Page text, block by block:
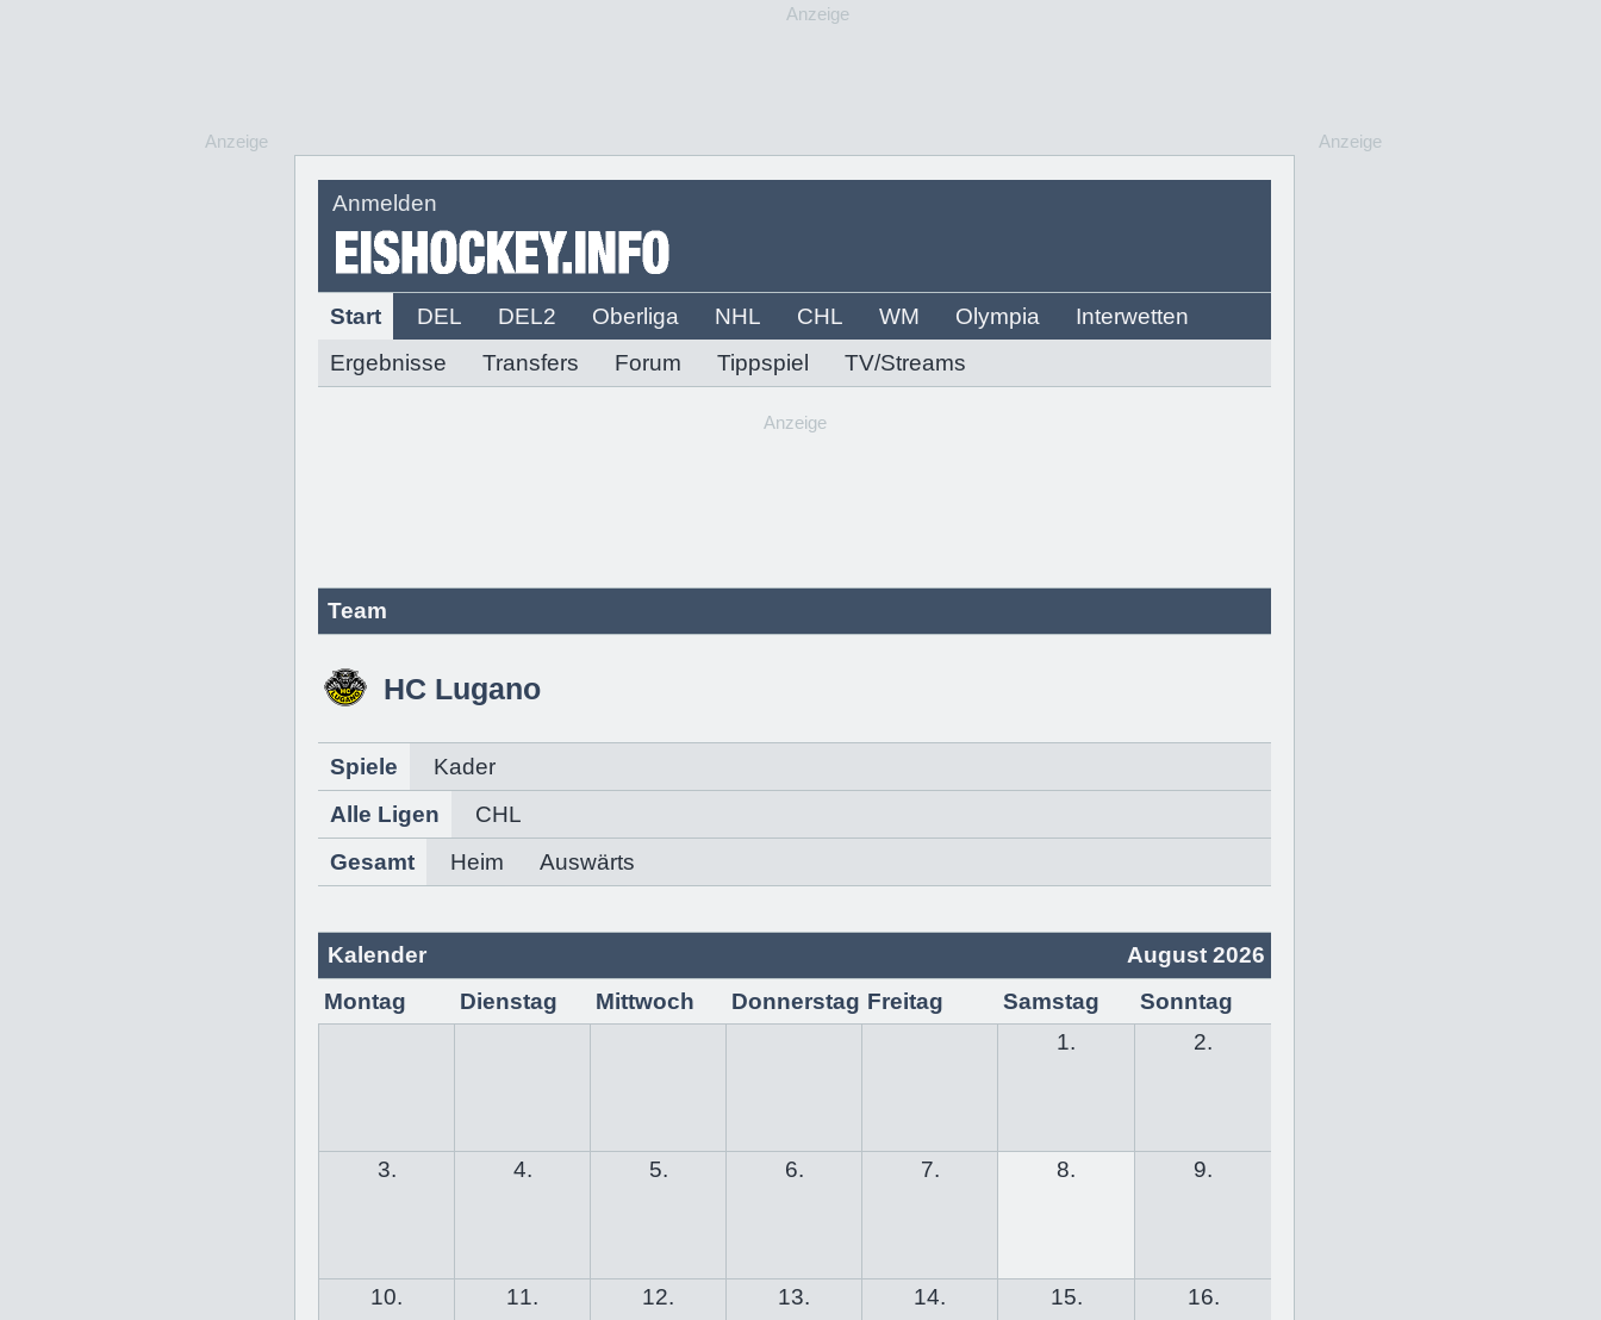
Anzeige
Anmelden
Start DEL DEL2 Oberliga NHL CHL WM Olympia
Interwetten
Ergebnisse
Transfers Forum Tippspiel TV/Streams
Anzeige
Anzeige
Anzeige
Team
HC Lugano
Spiele
Kader
Alle Ligen
CHL
Gesamt
Heim Auswärts
Kalender
August 2026
Montag
Dienstag Mittwoch Donnerstag Freitag Samstag
Sonntag
1.
2.
3. 4. 5. 6. 7. 8. 9.
10. 11. 12. 13. 14. 15. 16.